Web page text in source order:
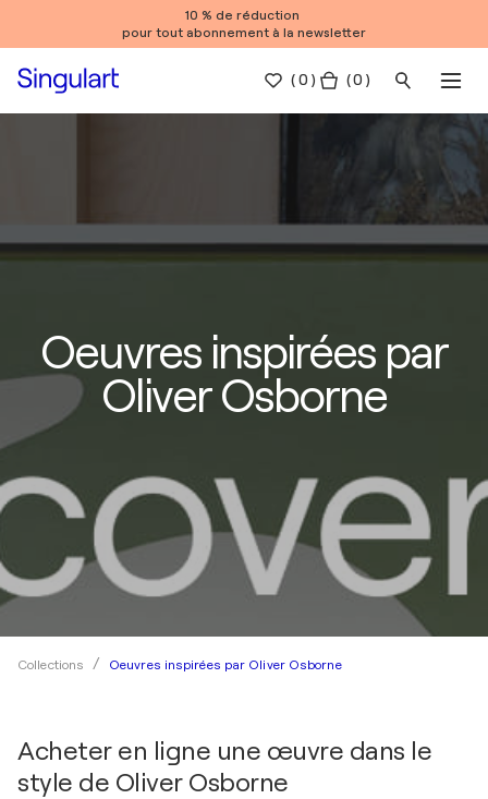
10 % de réduction
pour tout abonnement à la newsletter
(0 ) ( 0 )
Oeuvres inspirées par
Oliver Osborne
Collections Oeuvres inspirées par Oliver Osborne
Acheter en ligne une œuvre dans le
style de Oliver Osborne